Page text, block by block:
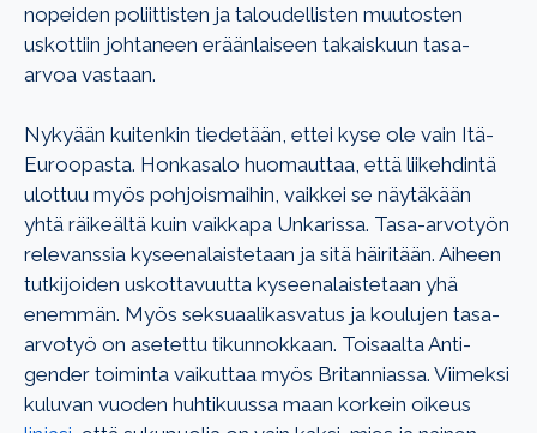
nopeiden poliittisten ja taloudellisten muutosten
uskottiin johtaneen eräänlaiseen takaiskuun tasa-
arvoa vastaan.
Nykyään kuitenkin tiedetään, ettei kyse ole vain Itä-
Euroopasta. Honkasalo huomauttaa, että liikehdintä
ulottuu myös pohjoismaihin, vaikkei se näytäkään
yhtä räikeältä kuin vaikkapa Unkarissa. Tasa-arvotyön
relevanssia kyseenalaistetaan ja sitä häiritään. Aiheen
tutkijoiden uskottavuutta kyseenalaistetaan yhä
enemmän. Myös seksuaalikasvatus ja koulujen tasa-
arvotyö on asetettu tikunnokkaan. Toisaalta Anti-
gender toiminta vaikuttaa myös Britanniassa. Viimeksi
kuluvan vuoden huhtikuussa maan korkein oikeus